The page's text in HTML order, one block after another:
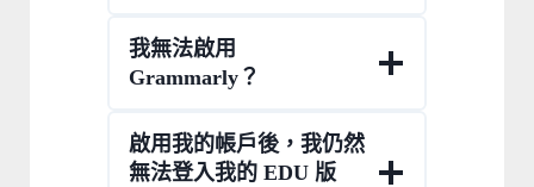
我無法啟用
Grammarly？
啟用我的帳戶後，我仍然
無法登入我的 EDU 版